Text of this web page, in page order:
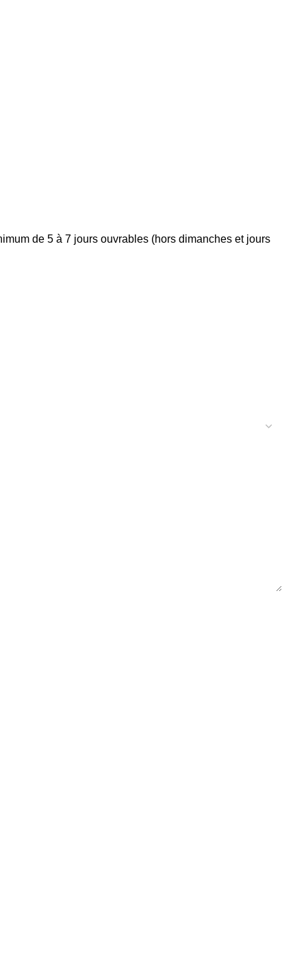
de 5 à 7 jours ouvrables (hors dimanches et jours